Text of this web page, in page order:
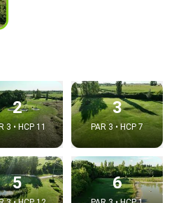
2
3 • HCP 11
3
PAR 3 • HCP 7
5 6